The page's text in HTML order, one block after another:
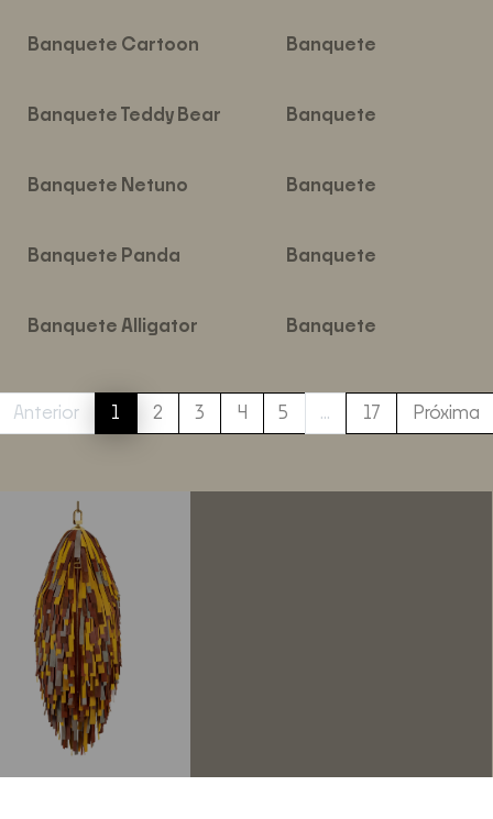
Obra:
Banquete Cartoon Coleção:
Banquete
Obra:
Banquete Teddy Bear Coleção:
Banquete
Obra:
Banquete Netuno Coleção:
Banquete
Obra:
Banquete Panda Coleção:
Banquete
Obra:
Banquete Alligator Coleção:
Banquete
Anterior 1 2 3 4 5 … 17 Próxima